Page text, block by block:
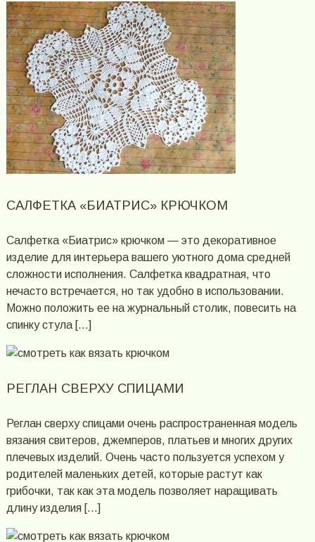
САЛФЕТКА «БИАТРИС» КРЮЧКОМ
Салфетка «Биатрис» крючком — это декоративное
изделие для интерьера вашего уютного дома средней
сложности исполнения. Салфетка квадратная, что
нечасто встречается, но так удобно в использовании.
Можно положить ее на журнальный столик, повесить на
спинку стула […]
РЕГЛАН СВЕРХУ СПИЦАМИ
Реглан сверху спицами очень распространенная модель
вязания свитеров, джемперов, платьев и многих других
плечевых изделий. Очень часто пользуется успехом у
родителей маленьких детей, которые растут как
грибочки, так как эта модель позволяет наращивать
длину изделия […]